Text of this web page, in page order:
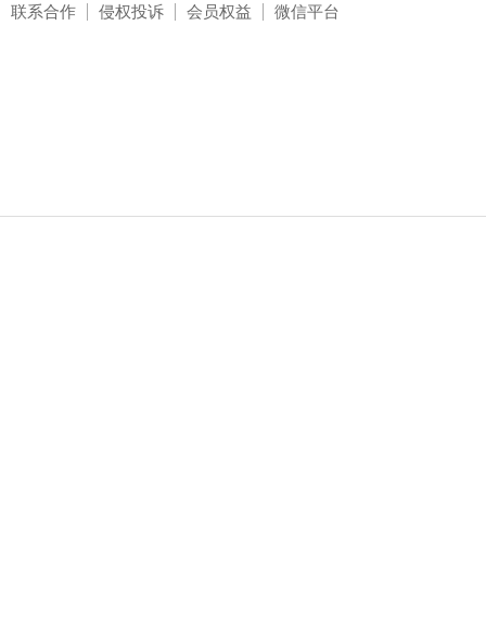
联系合作 侵权投诉 会员权益 微信平台